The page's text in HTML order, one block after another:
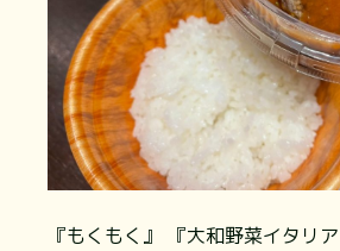
『もくもく』 『大和野菜イタリ